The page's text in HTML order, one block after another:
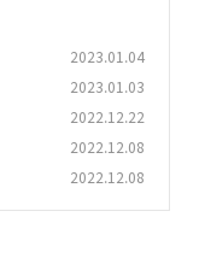
2023.01.04
2023.01.03
2022.12.22
2022.12.08
2022.12.08